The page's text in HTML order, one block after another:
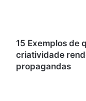
15 Exemplos de
criatividade
propagandas